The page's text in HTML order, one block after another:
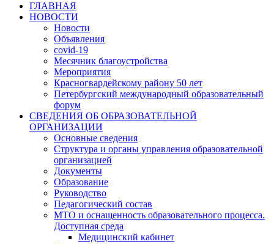
ГЛАВНАЯ
НОВОСТИ
Новости
Объявления
covid-19
Месячник благоустройства
Мероприятия
Красногвардейскому району 50 лет
Петербургский международный образовательный
форум
СВЕДЕНИЯ ОБ ОБРАЗОВАТЕЛЬНОЙ
ОРГАНИЗАЦИИ
Основные сведения
Структура и органы управления образовательной
организацией
Документы
Образование
Руководство
Педагогический состав
МТО и оснащенность образовательного процесса.
Доступная среда
Медицинский кабинет